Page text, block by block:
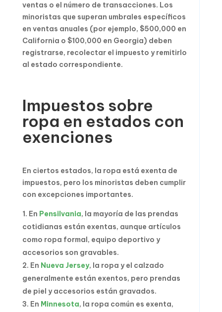
ventas o el número de transacciones. Los
minoristas que superan umbrales específicos
en ventas anuales (por ejemplo, $500,000 en
California o $100,000 en Georgia) deben
registrarse, recolectar el impuesto y remitirlo
al estado correspondiente.
Impuestos sobre
ropa en estados con
exenciones
En ciertos estados, la ropa está exenta de
impuestos, pero los minoristas deben cumplir
con excepciones importantes.
En Pensilvania, la mayoría de las prendas
cotidianas están exentas, aunque artículos
como ropa formal, equipo deportivo y
accesorios son gravables.
En Nueva Jersey, la ropa y el calzado
generalmente están exentos, pero prendas
de piel y accesorios están gravados.
En Minnesota, la ropa común es exenta,